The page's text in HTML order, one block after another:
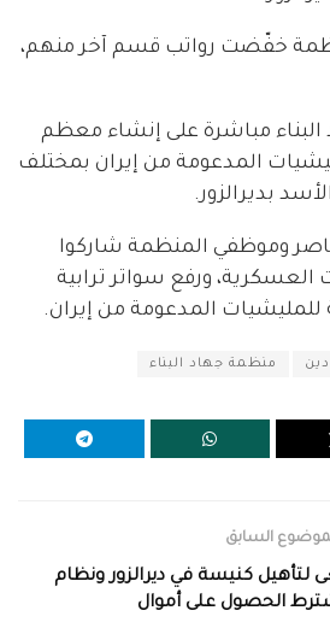
خفّضت رواتب قسم آخر منهم،
مباشرة على إنشاء معظم
المدعومة من إيران بمختلف
بديرالزور.
وموظفي المنظمة شاركوا
العسكرية، ورفع سواتر ترابية
المدعومة من إيران.
منظمة جهاد البناء
السابق
كنيسة في ديرالزور ونظام
الحصول على أموال